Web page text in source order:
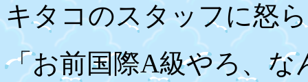
キタコのスタッフに怒
「お前国際A級やろ、な